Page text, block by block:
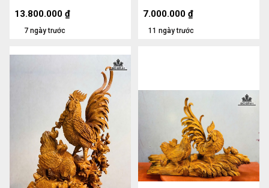
Kỷ Cao 15
7 ngày trước
13.800.000 ₫
11 ngày trước
7.000.000 ₫